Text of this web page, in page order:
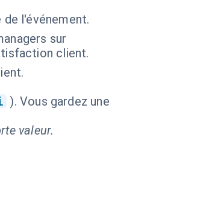
l'événement.
sur
client.
). Vous gardez une
valeur.